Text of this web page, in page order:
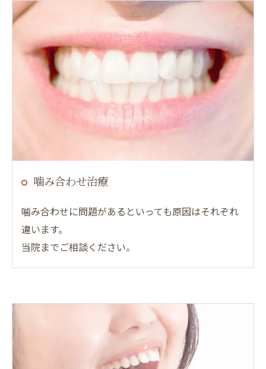
噛み合わせ治療
噛み合わせに問題があるといっても原因はそれぞれ
違います。
当院までご相談ください。